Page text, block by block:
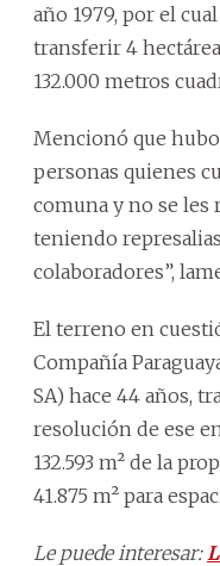
año 1979, por el
transferir 4
132.000 metros
Mencionó que
personas quienes
comuna y no se les
teniendo
colaboradores”,
El terreno en
Compañía
SA) hace 44 años,
resolución de ese
132.593 m² de la
41.875 m² para
Le puede interesar: